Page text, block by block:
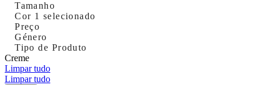
Tamanho
Cor 1 selecionado
Preço
Género
Tipo de Produto
Creme
Limpar tudo
Limpar tudo